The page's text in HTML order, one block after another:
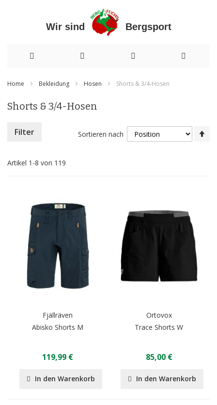
Wir sind Bergsport
Inhalt
Home Bekleidung Hosen Shorts & 3/4-Hosen
Shorts & 3/4-Hosen
Artikel 1 -8 von 119
Sortieren nach
Fjällräven
Abisko Shorts M
119,99 €
In den Warenkorb
Ortovox
Trace Shorts W
85,00 €
In den Warenkorb
Filter